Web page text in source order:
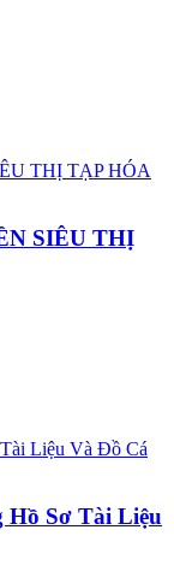
SIÊU THỊ
Hồ Sơ Tài Liệu